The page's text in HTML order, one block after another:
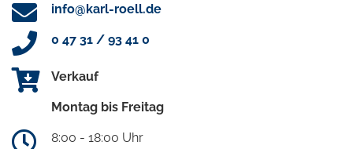
info@karl-roell.de
0 47 31 / 93 41 0
Verkauf
Montag bis Freitag
8:00 - 18:00 Uhr